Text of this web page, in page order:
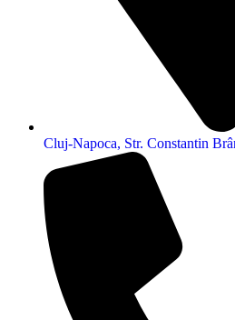
Cluj-Napoca, Str. Constantin